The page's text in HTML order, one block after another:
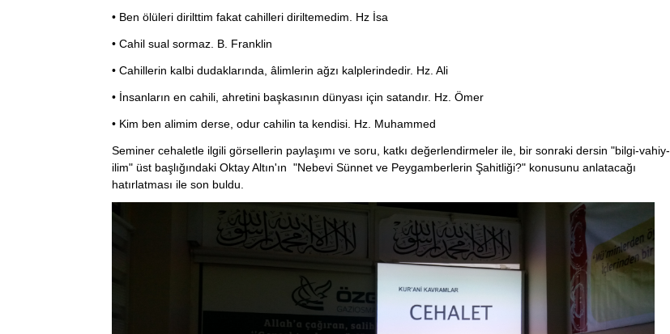
• Ben ölüleri dirilttim fakat cahilleri diriltemedim. Hz İsa
• Cahil sual sormaz. B. Franklin
• Cahillerin kalbi dudaklarında, âlimlerin ağzı kalplerindedir. Hz. Ali
• İnsanların en cahili, ahretini başkasının dünyası için satandır. Hz. Ömer
• Kim ben alimim derse, odur cahilin ta kendisi. Hz. Muhammed
Seminer cehaletle ilgili görsellerin paylaşımı ve soru, katkı değerlendirmeler ile, bir sonraki dersin "bilgi-vahiy-
ilim" üst başlığındaki Oktay Altın'ın "Nebevi Sünnet ve Peygamberlerin Şahitliği?" konusunu anlatacağı
hatırlatması ile son buldu.